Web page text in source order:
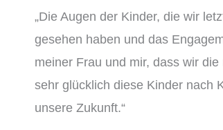
„Die Augen der Kinder, die wir
gesehen haben und das
meiner Frau und mir, dass wir
sehr glücklich diese Kinder nach
unsere Zukunft.“